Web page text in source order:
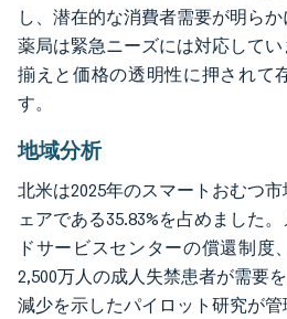
し、潜在的な消費者需要が明ら
薬局は緊急ニーズには対応して
揃えと価格の透明性に押されて
す。
地域分析
北米は2025年のスマートおむつ
ェアである35.83%を占めました
ドサービスセンターの償還制度
2,500万人の成人失禁患者が需要
減少を示したパイロット研究が